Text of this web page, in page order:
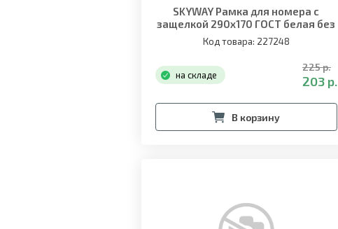
SKYWAY Рамка для номера с
защелкой 290х170 ГОСТ белая без
надписи
Код товара: 227248
на складе
225 р.
203 р.
В корзину